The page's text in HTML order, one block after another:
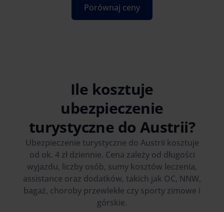
Porównaj ceny
Ile kosztuje
ubezpieczenie
turystyczne do Austrii?
Ubezpieczenie turystyczne do Austrii kosztuje
od ok. 4 zł dziennie. Cena zależy od długości
wyjazdu, liczby osób, sumy kosztów leczenia,
assistance oraz dodatków, takich jak OC, NNW,
bagaż, choroby przewlekłe czy sporty zimowe i
górskie.